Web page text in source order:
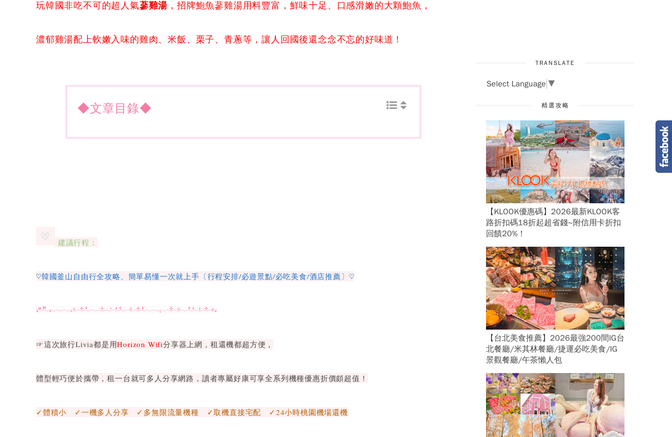
玩韓國非吃不可的超人氣蔘雞湯 ，招牌鮑魚蔘雞湯用料豐富，鮮味十足、口感滑嫩的大顆鮑魚，
濃郁雞湯配上軟嫩入味的雞肉、米飯、栗子、青蔥等，讓人回國後還念念不忘的好味道！
◆文章目錄◆
建議行程：
♡韓國釜山自由行全攻略、簡單易懂一次就上手〔行程安排/必遊景點/必吃美食/酒店推薦〕♡
☞這次旅行Livia都是用Horizon Wifi分享器上網，租還機都超方便，
體型輕巧便於攜帶，租一台就可多人分享網路，讀者專屬好康可享全系列機種優惠折價頗超值！
✓體積小 ✓一機多人分享 ✓多無限流量機種 ✓取機直接宅配 ✓24小時桃園機場還機
TRANSLATE
Select Language ▼
精選攻略
【KLOOK優惠碼】2026最新KLOOK客
路折扣碼18折起超省錢~附信用卡折扣
回饋20%！
【台北美食推薦】2026最強200間IG台
北餐廳/米其林餐廳/捷運必吃美食/IG
景觀餐廳/午茶懶人包